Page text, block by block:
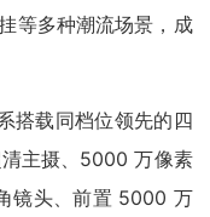
等多种潮流场景，成
搭载同档位领先的四
主摄、5000 万像素
镜头、前置 5000 万